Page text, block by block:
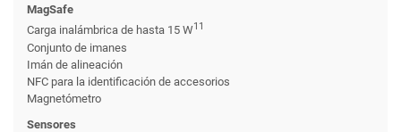
MagSafe
Carga inalámbrica de hasta 15 W11
Conjunto de imanes
Imán de alineación
NFC para la identificación de accesorios
Magnetómetro
Sensores